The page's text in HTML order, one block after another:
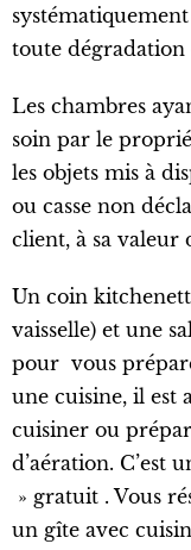
toute dégradation
Les chambres
soin par le
les objets mis à
ou casse non
client, à sa valeur
Un coin
vaisselle) et une
pour vous
une cuisine, il est
cuisiner ou
d’aération. C’est
» gratuit . Vous
un gîte avec